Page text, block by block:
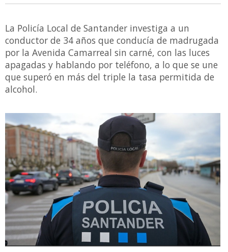
La Policía Local de Santander investiga a un
conductor de 34 años que conducía de madrugada
por la Avenida Camarreal sin carné, con las luces
apagadas y hablando por teléfono, a lo que se une
que superó en más del triple la tasa permitida de
alcohol.